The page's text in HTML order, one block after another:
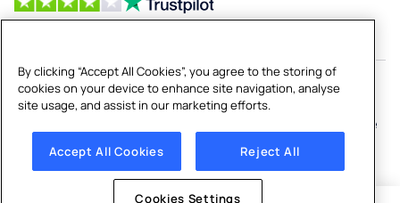
Facilitair
Werk
Copyright © 2026 Culligan Belgium
Algemene
voorwaarden
Cookies Settings
By clicking “Accept All Cookies”, you agree to the storing of
cookies on your device to enhance site navigation, analyse
site usage, and assist in our marketing efforts.
Accept All Cookies Reject All
Cookies Settings